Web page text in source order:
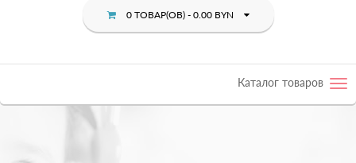
0 ТОВАР(ОВ) - 0.00 BYN
Каталог товаров